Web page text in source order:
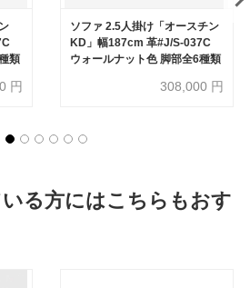
全6種類
円
ソファ 2.5人掛け「オースチン
KD」幅187cm 革#J/S-037C
ウォールナット色 脚部全6種類
308,000 円
る方にはこちらもおす